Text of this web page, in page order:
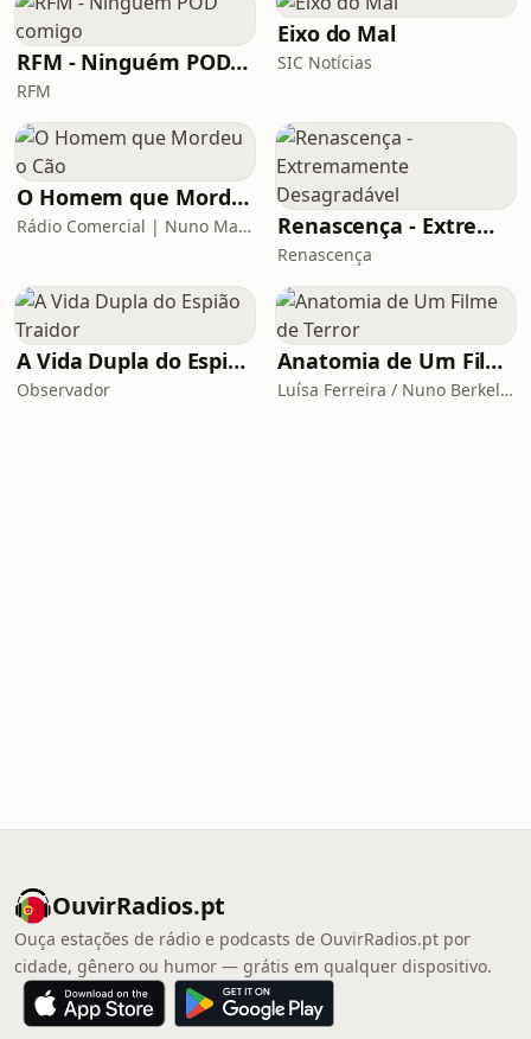
RFM - Ninguém POD comigo
RFM
Eixo do Mal
SIC Notícias
O Homem que Mordeu o Cão
Rádio Comercial | Nuno Markl Renascença - Extremamente Desagradável
Renascença
A Vida Dupla do Espião Traidor
Observador
Anatomia de Um Filme de Terror
Luísa Ferreira / Nuno Berkeley Cotter
OuvirRadios.pt
Ouça estações de rádio e podcasts de OuvirRadios.pt por
cidade, gênero ou humor — grátis em qualquer dispositivo.